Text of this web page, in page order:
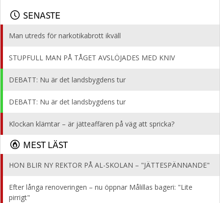
SENASTE
Man utreds för narkotikabrott ikväll
STUPFULL MAN PÅ TÅGET AVSLÖJADES MED KNIV
DEBATT: Nu är det landsbygdens tur
DEBATT: Nu är det landsbygdens tur
Klockan klämtar – är jätteaffären på väg att spricka?
MEST LÄST
HON BLIR NY REKTOR PÅ AL-SKOLAN – "JÄTTESPÄNNANDE"
Efter långa renoveringen – nu öppnar Målillas bageri: "Lite
pirrigt"